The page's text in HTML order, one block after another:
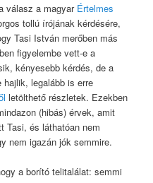
válasz a magyar Értelmes
tollú írójának kérdésére,
Tasi István merőben más
figyelembe vett-e a
kényesebb kérdés, de a
legalább is erre
letölthető részletek. Ezekben
(hibás) érvek, amit
Tasi, és láthatóan nem
nem igazán jók semmire.
a borító telitalálat: semmi